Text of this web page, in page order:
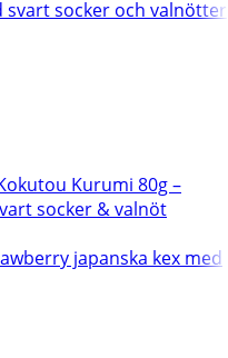
Kurumi 80g –
socker & valnöt